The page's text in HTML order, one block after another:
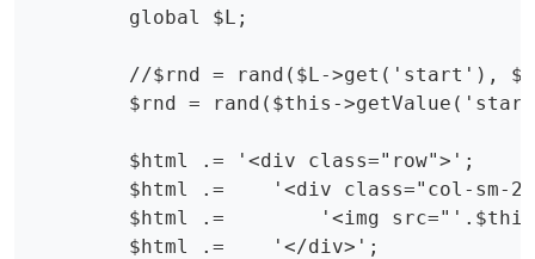
        global $L;
//$rnd = rand($L->get('start'),
$rnd = rand($this-
        $html .= '<div class="row">';
$html .=    '<div class="col-sm-2
$html .=        '<img
        $html .=    '</div>';